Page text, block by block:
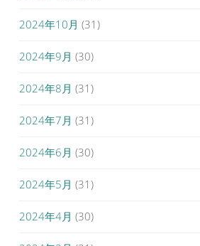
2024年10月 (31)
2024年9月 (30)
2024年8月 (31)
2024年7月 (31)
2024年6月 (30)
2024年5月 (31)
2024年4月 (30)